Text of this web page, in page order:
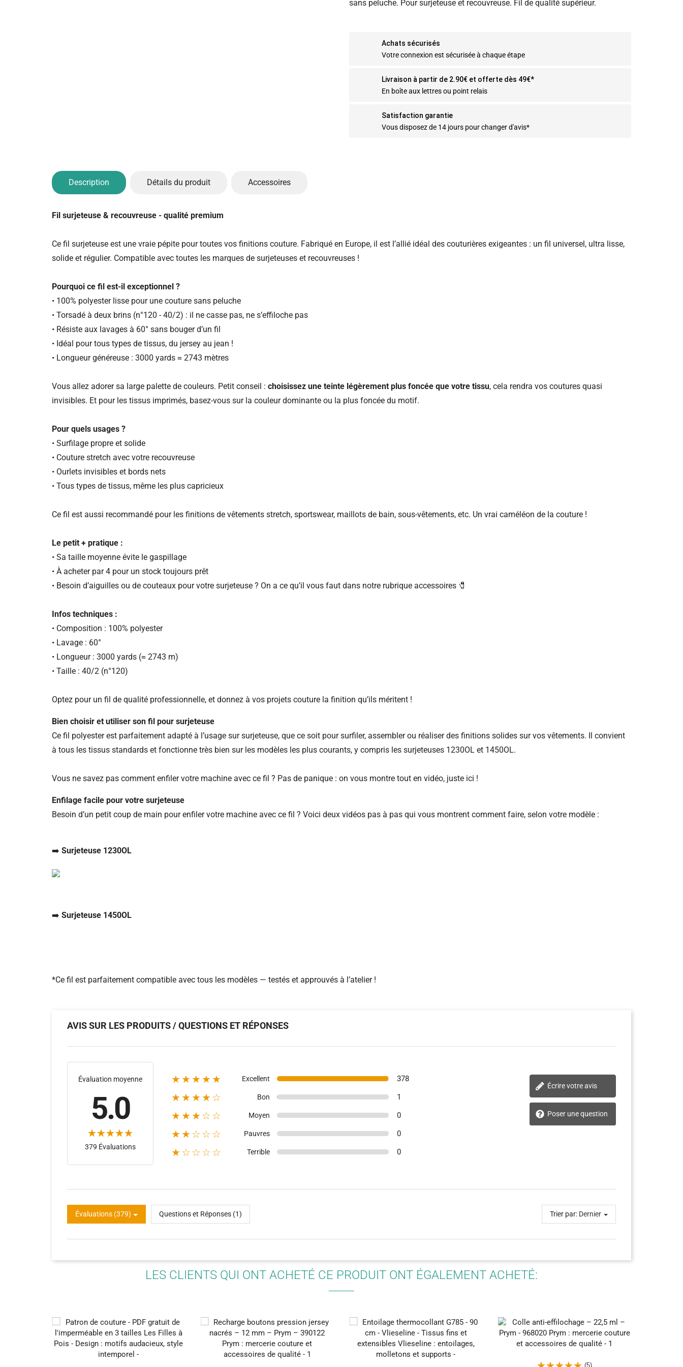
sans peluche. Pour surjeteuse et recouvreuse. Fil de qualité supérieur.
Achats sécurisés
Votre connexion est sécurisée à chaque étape
Livraison à partir de 2.90€ et offerte dès 49€*
En boîte aux lettres ou point relais
Satisfaction garantie
Vous disposez de 14 jours pour changer d'avis*
Description Détails du produit Accessoires
Fil surjeteuse & recouvreuse - qualité premium
Ce fil surjeteuse est une vraie pépite pour toutes vos finitions couture. Fabriqué en Europe, il est l’allié idéal des couturières exigeantes : un fil universel, ultra lisse,
solide et régulier. Compatible avec toutes les marques de surjeteuses et recouvreuses !
Pourquoi ce fil est-il exceptionnel ?
• 100% polyester lisse pour une couture sans peluche
• Torsadé à deux brins (n°120 - 40/2) : il ne casse pas, ne s’effiloche pas
• Résiste aux lavages à 60° sans bouger d’un fil
• Idéal pour tous types de tissus, du jersey au jean !
• Longueur généreuse : 3000 yards ≈ 2743 mètres
Vous allez adorer sa large palette de couleurs. Petit conseil : choisissez une teinte légèrement plus foncée que votre tissu, cela rendra vos coutures quasi
invisibles. Et pour les tissus imprimés, basez-vous sur la couleur dominante ou la plus foncée du motif.
Pour quels usages ?
• Surfilage propre et solide
• Couture stretch avec votre recouvreuse
• Ourlets invisibles et bords nets
• Tous types de tissus, même les plus capricieux
Ce fil est aussi recommandé pour les finitions de vêtements stretch, sportswear, maillots de bain, sous-vêtements, etc. Un vrai caméléon de la couture !
Le petit + pratique :
• Sa taille moyenne évite le gaspillage
• À acheter par 4 pour un stock toujours prêt
• Besoin d’aiguilles ou de couteaux pour votre surjeteuse ? On a ce qu’il vous faut dans notre rubrique accessoires 🧷
Infos techniques :
• Composition : 100% polyester
• Lavage : 60°
• Longueur : 3000 yards (≈ 2743 m)
• Taille : 40/2 (n°120)
Optez pour un fil de qualité professionnelle, et donnez à vos projets couture la finition qu’ils méritent !
Bien choisir et utiliser son fil pour surjeteuse
Ce fil polyester est parfaitement adapté à l’usage sur surjeteuse, que ce soit pour surfiler, assembler ou réaliser des finitions solides sur vos vêtements. Il convient
à tous les tissus standards et fonctionne très bien sur les modèles les plus courants, y compris les surjeteuses 1230OL et 1450OL.
Vous ne savez pas comment enfiler votre machine avec ce fil ? Pas de panique : on vous montre tout en vidéo, juste ici !
Enfilage facile pour votre surjeteuse
Besoin d’un petit coup de main pour enfiler votre machine avec ce fil ? Voici deux vidéos pas à pas qui vous montrent comment faire, selon votre modèle :
➡️ Surjeteuse 1230OL
➡️ Surjeteuse 1450OL
*Ce fil est parfaitement compatible avec tous les modèles — testés et approuvés à l’atelier !
(87)
AVIS SUR LES PRODUITS / QUESTIONS ET RÉPONSES
Évaluation moyenne
5.0
379 Évaluations
★★★★★ Excellent 378
★★★★☆ Bon 1
★★★☆☆ Moyen 0
★★☆☆☆ Pauvres 0
★☆☆☆☆ Terrible 0
Écrire votre avis
Poser une question
Évaluations (379) Questions et Réponses (1) Trier par: Dernier
LES CLIENTS QUI ONT ACHETÉ CE PRODUIT ONT ÉGALEMENT ACHETÉ:
(5)